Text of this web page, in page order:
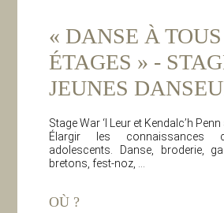
« DANSE À
ÉTAGES » -
JEUNES
Stage War ‘l Leur et Kendalc’h Penn
Élargir les connaissances
adolescents. Danse, broderie,
bretons, fest-noz, …
OÙ ?